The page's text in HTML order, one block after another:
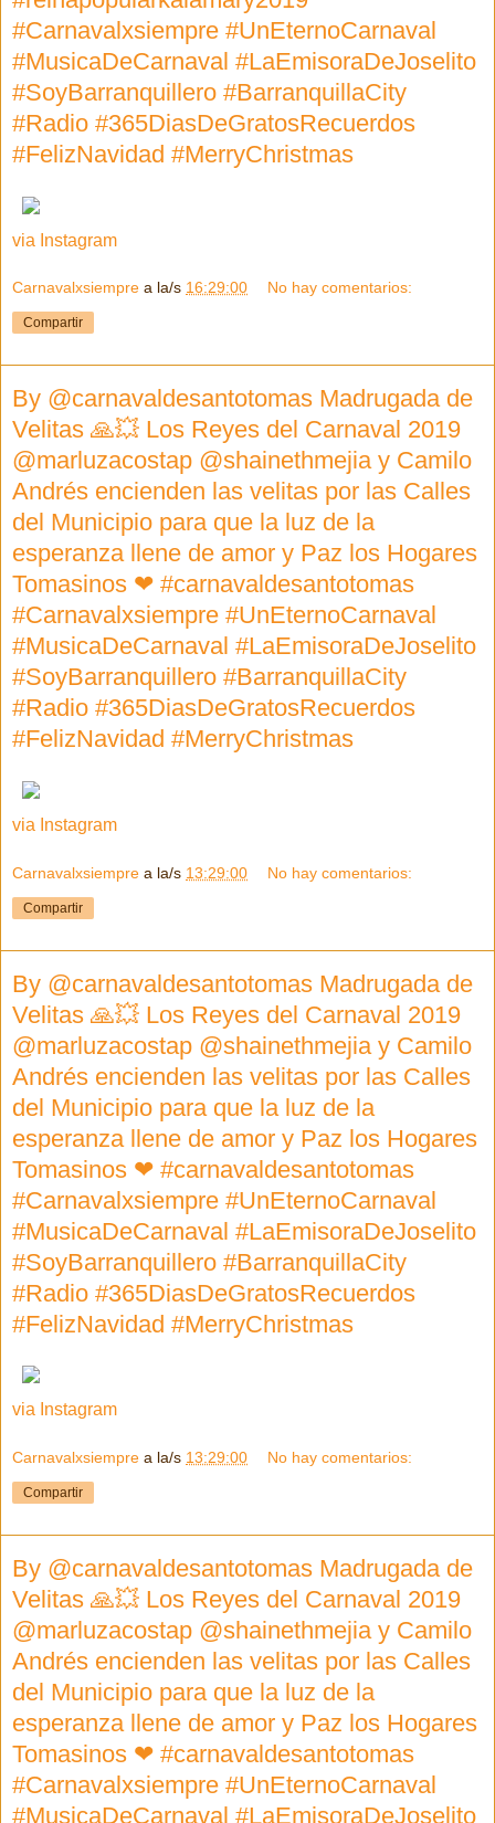
#Carnavalxsiempre #UnEternoCarnaval
#MusicaDeCarnaval #LaEmisoraDeJoselito
#SoyBarranquillero #BarranquillaCity
#Radio #365DiasDeGratosRecuerdos
#FelizNavidad #MerryChristmas
via Instagram
Carnavalxsiempre a la/s 16:29:00 No hay comentarios:
Compartir
By @carnavaldesantotomas Madrugada de
Velitas 🙏💥 Los Reyes del Carnaval 2019
@marluzacostap @shainethmejia y Camilo
Andrés encienden las velitas por las Calles
del Municipio para que la luz de la
esperanza llene de amor y Paz los Hogares
Tomasinos ❤ #carnavaldesantotomas
#Carnavalxsiempre #UnEternoCarnaval
#MusicaDeCarnaval #LaEmisoraDeJoselito
#SoyBarranquillero #BarranquillaCity
#Radio #365DiasDeGratosRecuerdos
#FelizNavidad #MerryChristmas
via Instagram
Carnavalxsiempre a la/s 13:29:00 No hay comentarios:
Compartir
By @carnavaldesantotomas Madrugada de
Velitas 🙏💥 Los Reyes del Carnaval 2019
@marluzacostap @shainethmejia y Camilo
Andrés encienden las velitas por las Calles
del Municipio para que la luz de la
esperanza llene de amor y Paz los Hogares
Tomasinos ❤ #carnavaldesantotomas
#Carnavalxsiempre #UnEternoCarnaval
#MusicaDeCarnaval #LaEmisoraDeJoselito
#SoyBarranquillero #BarranquillaCity
#Radio #365DiasDeGratosRecuerdos
#FelizNavidad #MerryChristmas
via Instagram
Carnavalxsiempre a la/s 13:29:00 No hay comentarios:
Compartir
By @carnavaldesantotomas Madrugada de
Velitas 🙏💥 Los Reyes del Carnaval 2019
@marluzacostap @shainethmejia y Camilo
Andrés encienden las velitas por las Calles
del Municipio para que la luz de la
esperanza llene de amor y Paz los Hogares
Tomasinos ❤ #carnavaldesantotomas
#Carnavalxsiempre #UnEternoCarnaval
#MusicaDeCarnaval #LaEmisoraDeJoselito